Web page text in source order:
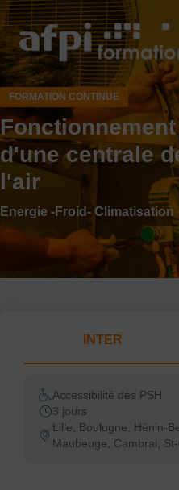
Aller
au
contenu
principal
FORMATION CONTINUE
d'une centrale
l'air
Energie -Froid- Climatisation
INTER
Accessibilité des PSH
3 jours
Lille, Boulogne, Hénin-
Maubeuge, Cambrai,